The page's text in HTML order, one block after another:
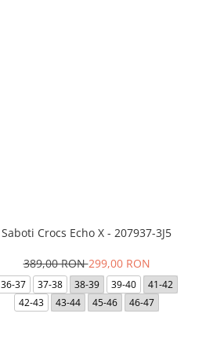
Saboti Crocs Echo X - 207937-3J5
389,00 RON299,00 RON
36-37 37-38 38-39 39-40
41-42
42-43
43-44 45-46 46-47